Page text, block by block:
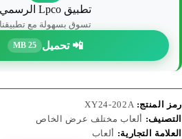
تطبيق Lpco الرسمي
تسوق بسهولة مع تطبيقنا
📲 تحميل 25 MB
رمز المنتج: XY24-202A
التصنيف: ألعاب مختلف عرض الخاص
العلامة التجارية: ألعاب